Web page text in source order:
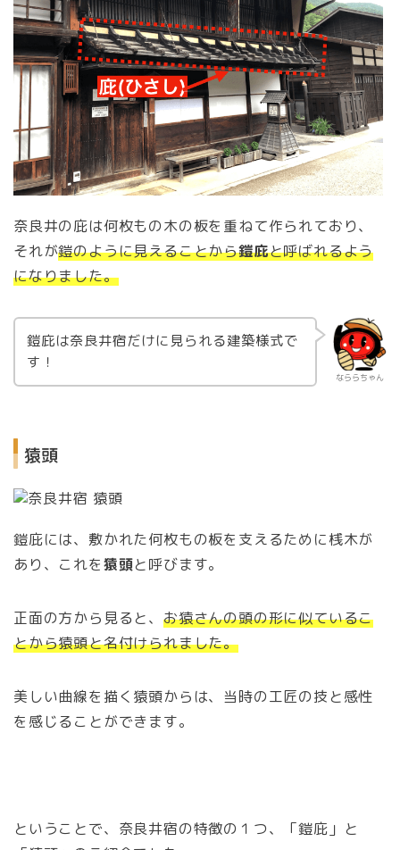
奈良井の庇は何枚もの木の板を重ねて作られており、
それが鎧のように見えることから鎧庇と呼ばれるよう
になりました。
なららちゃん
鎧庇は奈良井宿だけに見られる建築様式で
す！
猿頭
鎧庇には、敷かれた何枚もの板を支えるために桟木が
あり、これを猿頭と呼びます。
正面の方から見ると、 お猿さんの頭の形に似ているこ
とから猿頭と名付けられました。
美しい曲線を描く猿頭からは、当時の工匠の技と感性
を感じることができます。
ということで、奈良井宿の特徴の１つ、「鎧庇」と